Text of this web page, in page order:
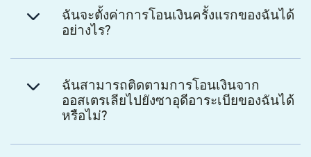
ฉันจะตั้งค่าการโอนเงินครั้งแรกของฉันได้
อย่างไร?
ฉันสามารถติดตามการโอนเงินจาก
ออสเตรเลียไปยังซาอุดีอาระเบียของฉันได้
หรือไม่?